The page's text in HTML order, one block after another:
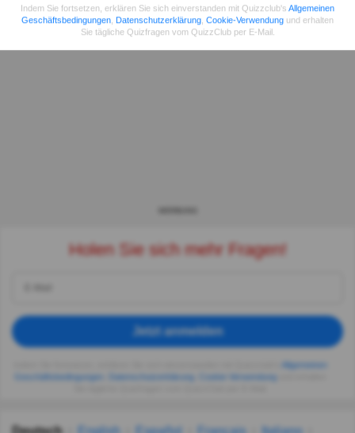
Holen Sie sich mehr Fragen!
Jetzt anmelden
Allgemeinen
Geschäftsbedingungen
Datenschutzerklärung Cookie-Verwendung
Indem Sie fortsetzen, erklären Sie sich einverstanden mit Quizzclub's Allgemeinen
Geschäftsbedingungen Datenschutzerklärung Cookie-Verwendung und erhalten
Sie tägliche Quizfragen vom QuizzClub per E-Mail.